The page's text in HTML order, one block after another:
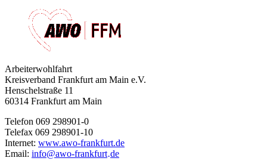
Arbeiterwohlfahrt
Kreisverband Frankfurt am Main e.V.
Henschelstraße 11
60314 Frankfurt am Main
Telefon 069 298901-0
Telefax 069 298901-10
Internet: www.awo-frankfurt.de
Email: info@awo-frankfurt·de